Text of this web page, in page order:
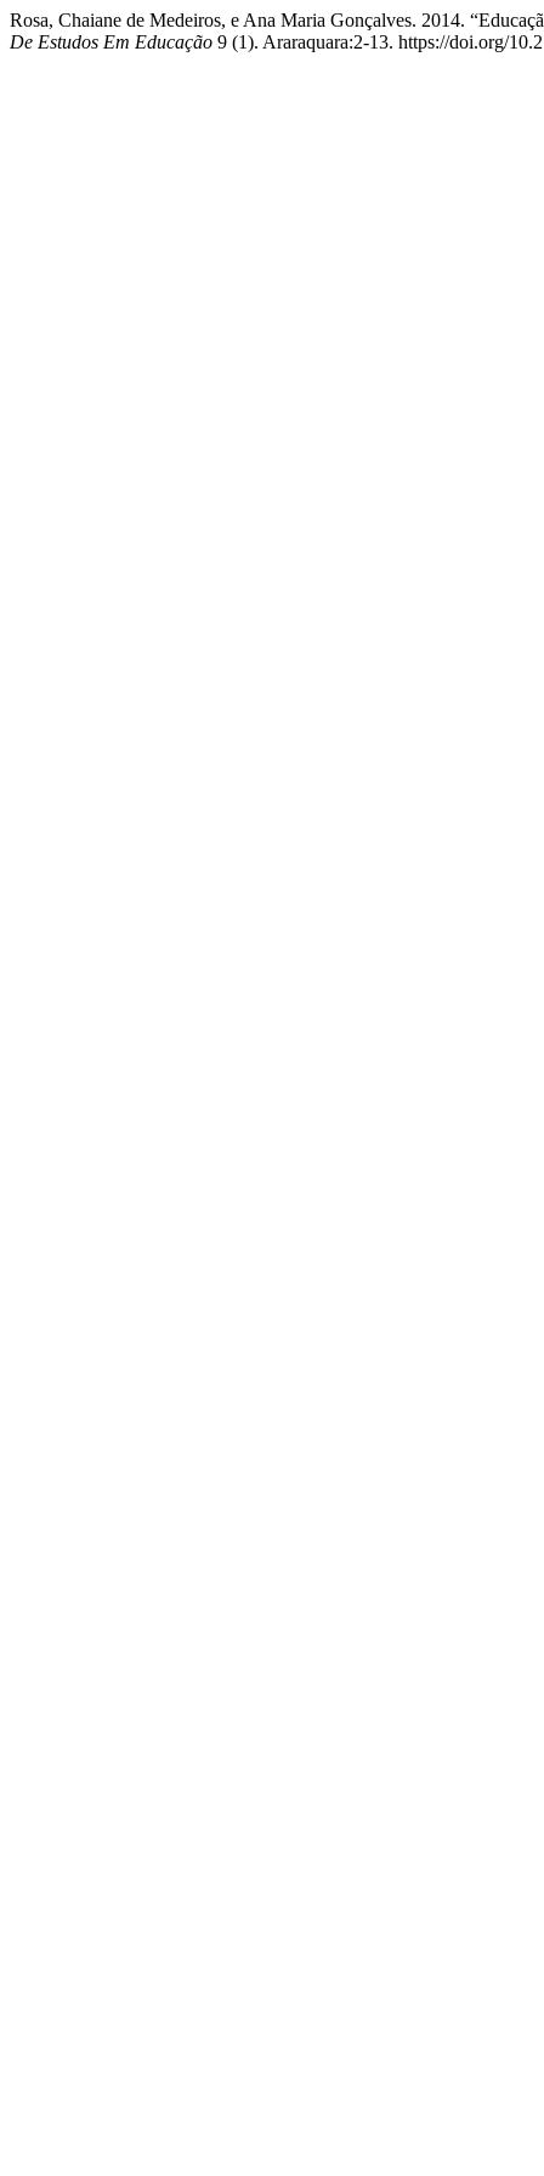
Rosa, Chaiane de Medeiros, e Ana Maria Gonçalves. 2014.
De Estudos Em Educação 9 (1). Araraquara:2-13. https://doi.org/